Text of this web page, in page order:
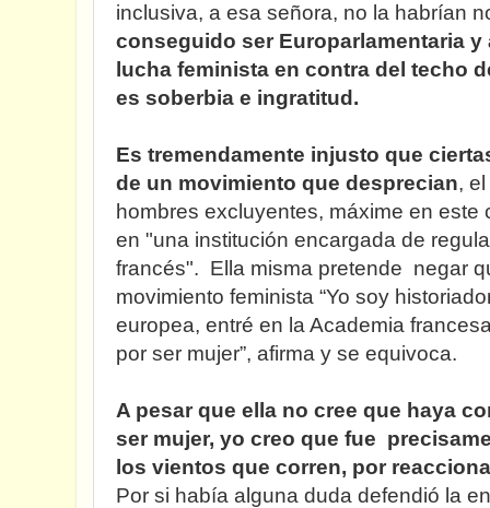
inclusiva, a esa señora, no la habrían
conseguido ser Europarlamentaria y
lucha feminista en contra del techo
es soberbia e ingratitud.
Es tremendamente injusto que
de un movimiento que desprecian,
hombres excluyentes, máxime en este
en "una institución encargada de
francés". Ella misma pretende negar
movimiento feminista “Yo soy
europea, entré en la Academia
por ser mujer”, afirma y se equivoca.
A pesar que ella no cree que haya
ser mujer, yo creo que fue
los vientos que corren, por
Por si había alguna duda defendió la